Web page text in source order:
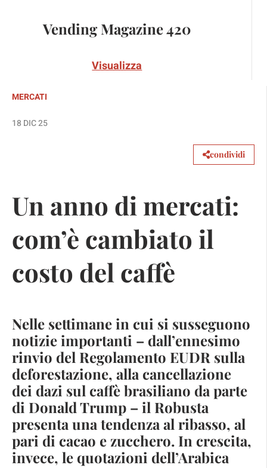
Vending Magazine 420
Visualizza
MERCATI
18 DIC 25
condividi
Un anno di mercati:
com’è cambiato il
costo del caffè
Nelle settimane in cui si susseguono
notizie importanti – dall’ennesimo
rinvio del Regolamento EUDR sulla
deforestazione, alla cancellazione
dei dazi sul caffè brasiliano da parte
di Donald Trump – il Robusta
presenta una tendenza al ribasso, al
pari di cacao e zucchero. In crescita,
invece, le quotazioni dell’Arabica